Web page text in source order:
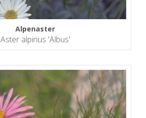
Alpenaster
Aster alpinus 'Albus'